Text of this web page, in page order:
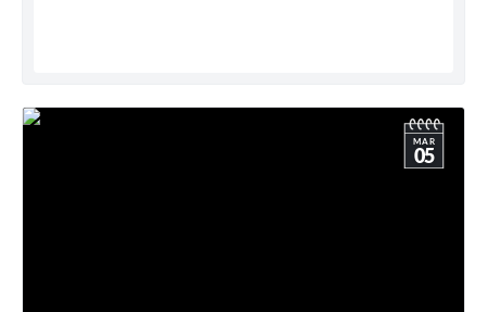
MAR
05